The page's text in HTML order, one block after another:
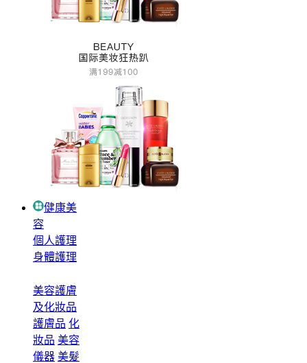
健康美
容
個人護理
身體護理
美容護膚
及化妝品
護膚品 化
妝品 美容
儀器 美髮